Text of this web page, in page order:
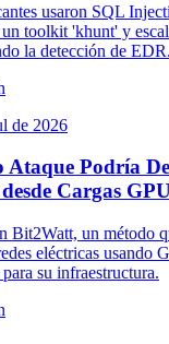
usaron SQL
toolkit 'khunt' y
la detección de EDR.
de 2026
Podría
Cargas
Bit2Watt, un método
eléctricas usando
su infraestructura.